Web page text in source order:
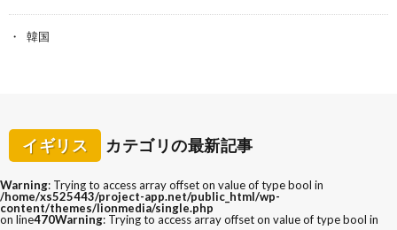
韓国
イギリス カテゴリの最新記事
Warning: Trying to access array offset on value of type bool in
/home/xs525443/project-app.net/public_html/wp-
content/themes/lionmedia/single.php
on line470Warning: Trying to access array offset on value of type bool in